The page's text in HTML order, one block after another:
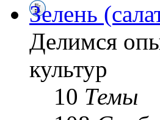
Зелень
Делимся
культур
10 Темы